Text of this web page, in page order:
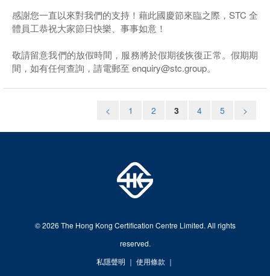
感謝您一直以來對我們的支持！藉此國慶節來臨之際，STC 全
體員工恭祝大家節日快樂、事事如意！
敬請留意我們的放假時間，服務將於假期後恢復正常。假期期
間，如有任何查詢，請電郵至 enquiry@stc.group。
< 1 2 3 4 5 >
© 2026 The Hong Kong Certification Centre Limited. All rights
reserved.
私隱聲明 ｜ 使用條款 ｜